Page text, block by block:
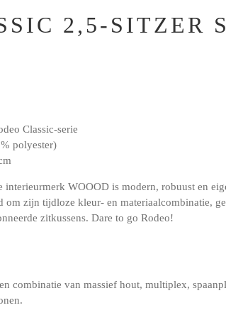
2,5-SITZER
Classic-serie
polyester)
interieurmerk WOOOD is modern, robuust en
om zijn tijdloze kleur- en materiaalcombinatie,
zitkussens. Dare to go Rodeo!
combinatie van massief hout, multiplex,